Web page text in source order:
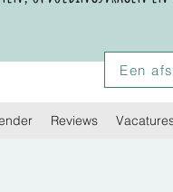
Een
Reviews